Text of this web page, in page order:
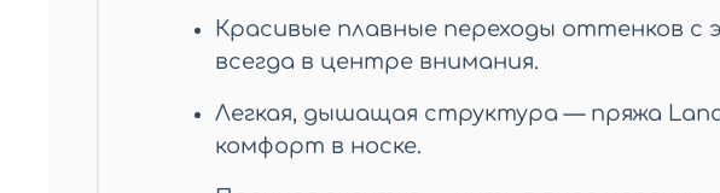
Красивые плавные переходы оттенков
всегда в центре внимания.
Легкая, дышащая структура — пряжа
комфорт в носке.